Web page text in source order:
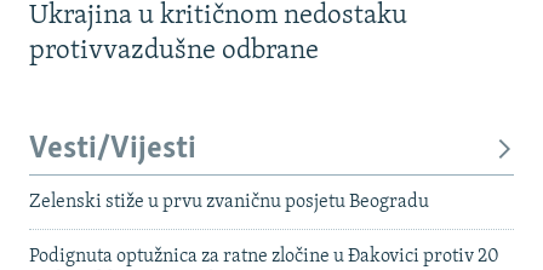
Ukrajina u kritičnom nedostaku
protivvazdušne odbrane
Vesti/Vijesti
Zelenski stiže u prvu zvaničnu posjetu Beogradu
Podignuta optužnica za ratne zločine u Đakovici protiv 20